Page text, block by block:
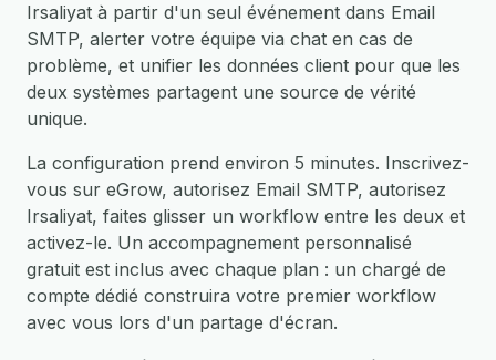
Irsaliyat à partir d'un seul événement dans Email
SMTP, alerter votre équipe via chat en cas de
problème, et unifier les données client pour que les
deux systèmes partagent une source de vérité
unique.
La configuration prend environ 5 minutes. Inscrivez-
vous sur eGrow, autorisez Email SMTP, autorisez
Irsaliyat, faites glisser un workflow entre les deux et
activez-le. Un accompagnement personnalisé
gratuit est inclus avec chaque plan : un chargé de
compte dédié construira votre premier workflow
avec vous lors d'un partage d'écran.